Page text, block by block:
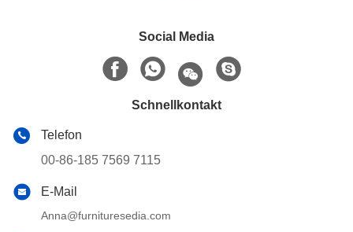
Social Media
Schnellkontakt
Telefon
00-86-185 7569 7115
E-Mail
Anna@furnituresedia.com